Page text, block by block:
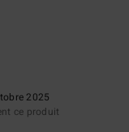
2025
ce produit